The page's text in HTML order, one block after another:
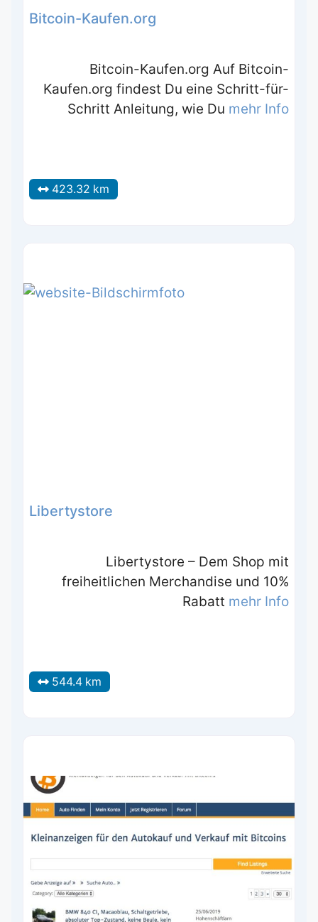
Bitcoin-Kaufen.org
Bitcoin-Kaufen.org Auf Bitcoin-
Kaufen.org findest Du eine Schritt-für-
Schritt Anleitung, wie Du mehr Info
423.32 km
Libertystore
Libertystore – Dem Shop mit
freiheitlichen Merchandise und 10%
Rabatt mehr Info
544.4 km